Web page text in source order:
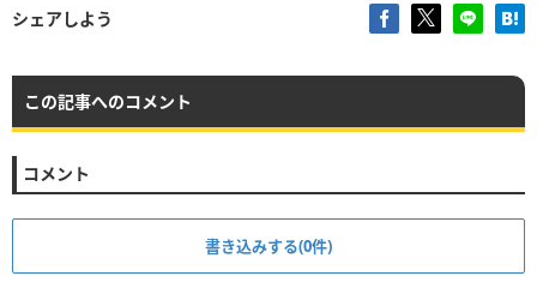
シェアしよう
この記事へのコメント
コメント
書き込みする(0件)